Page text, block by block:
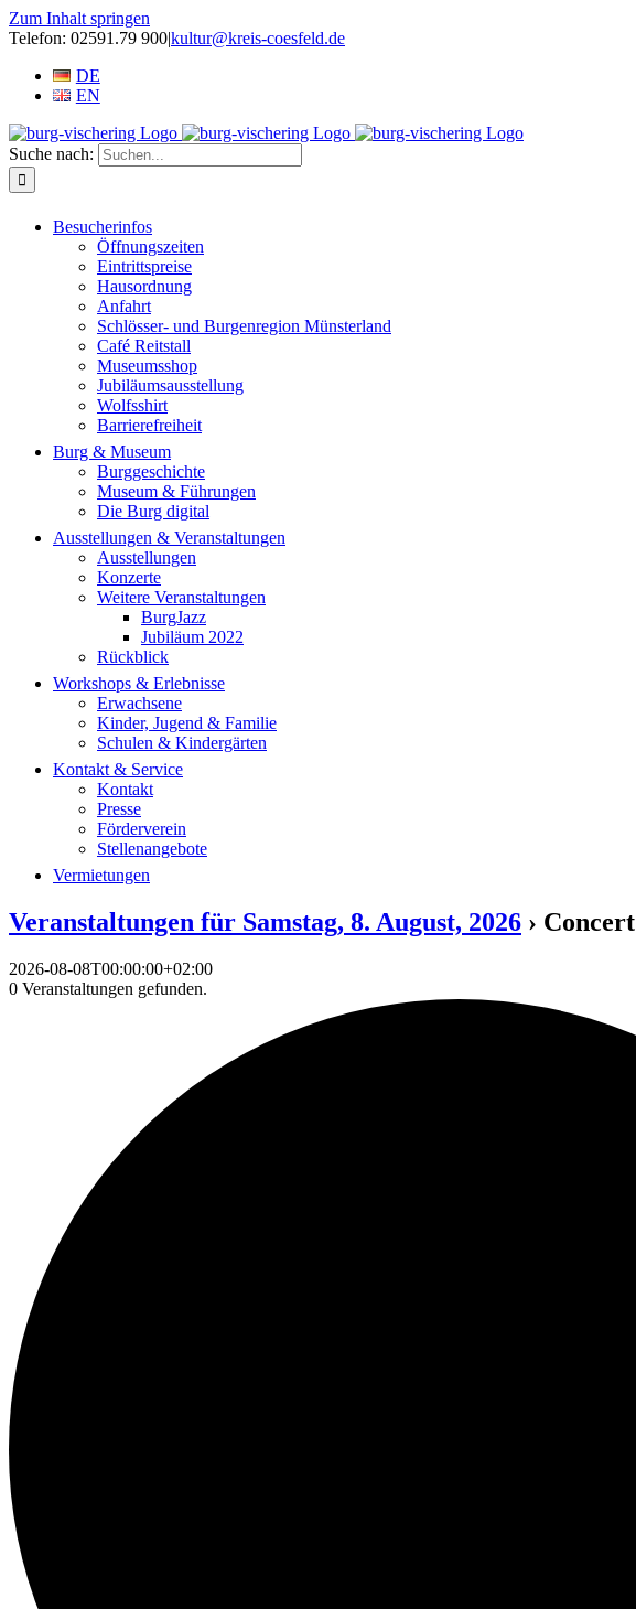
Zum Inhalt springen
Telefon: 02591.79 900|kultur@kreis-coesfeld.de
DE
EN
Suche nach:
Besucherinfos
Öffnungszeiten
Eintrittspreise
Hausordnung
Anfahrt
Schlösser- und Burgenregion Münsterland
Café Reitstall
Museumsshop
Jubiläumsausstellung
Wolfsshirt
Barrierefreiheit
Burg & Museum
Burggeschichte
Museum & Führungen
Die Burg digital
Ausstellungen & Veranstaltungen
Ausstellungen
Konzerte
Weitere Veranstaltungen
BurgJazz
Jubiläum 2022
Rückblick
Workshops & Erlebnisse
Erwachsene
Kinder, Jugend & Familie
Schulen & Kindergärten
Kontakt & Service
Kontakt
Presse
Förderverein
Stellenangebote
Vermietungen
Veranstaltungen für Samstag, 8. August, 2026 › Concert
2026-08-08T00:00:00+02:00
0 Veranstaltungen gefunden.